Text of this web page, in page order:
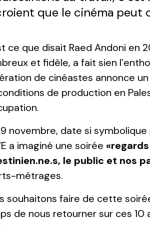
que le cinéma peut
ce que disait Raed Andoni en
et fidèle, a fait sien
de cinéastes annonce
de production en
novembre, date si
a imaginé une soirée
le public et nos
métrages.
souhaitons faire de cette
de nous retourner sur ces